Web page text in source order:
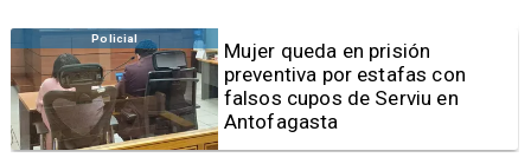
Videos
Video | Choferes del
TransAntofagasta piden
sistema mixto de pago